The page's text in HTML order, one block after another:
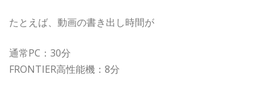
たとえば、動画の書き出し時間が
通常PC：30分
FRONTIER高性能機：8分